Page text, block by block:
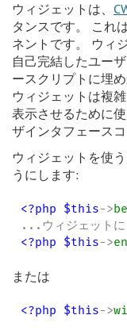
ウィジェットは、
タンスです。 これ
ネントです。 ウィ
自己完結したユー
ースクリプトに埋
ウィジェットは複
表示させるために
ザインタフェース
ウィジェットを使
うにします:
<?php $this->
<?php $this->
または
<?php $this->